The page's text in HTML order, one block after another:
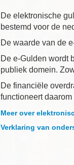
De elektronische
bestemd voor de
De waarde van de
De e-Gulden wordt
publiek domein.
De financiële
functioneert daarom
Meer over
Verklaring van